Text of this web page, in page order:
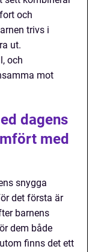
och
trivs i
ut.
och
mot
dagens
med
snygga
det första är
barnens
dem både
finns det ett